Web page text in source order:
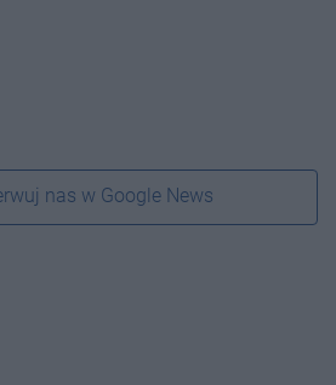
nas w Google News